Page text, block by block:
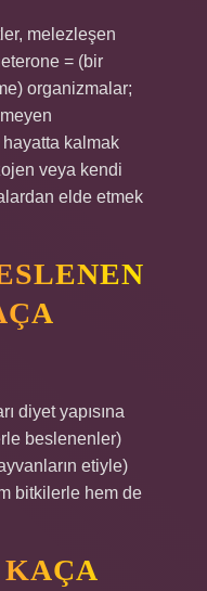
melezleşen
= (bir
organizmalar;
kalmak
veya kendi
elde etmek
diyet yapısına
beslenenler)
etiyle)
bitkilerle hem de